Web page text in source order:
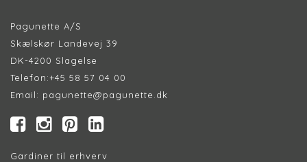
Pagunette A/S
Skælskør Landevej 39
DK-4200 Slagelse
Telefon:+45 58 57 04 00
Email: pagunette@pagunette.dk
Gardiner til erhverv